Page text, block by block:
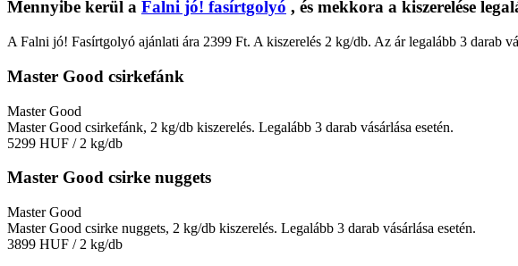
Mennyibe kerül a Falni jó! fasírtgolyó , és mekkora a kiszerelése
A Falni jó! Fasírtgolyó ajánlati ára 2399 Ft. A kiszerelés 2 kg/db. Az ár legalább 3 darab
Master Good csirkefánk
Master Good
Master Good csirkefánk, 2 kg/db kiszerelés. Legalább 3 darab vásárlása esetén.
5299 HUF / 2 kg/db
Master Good csirke nuggets
Master Good
Master Good csirke nuggets, 2 kg/db kiszerelés. Legalább 3 darab vásárlása esetén.
3899 HUF / 2 kg/db